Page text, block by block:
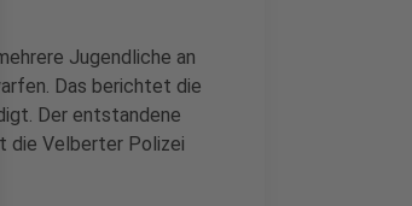
Jugendliche an
Das berichtet die
Der entstandene
die Velberter Polizei